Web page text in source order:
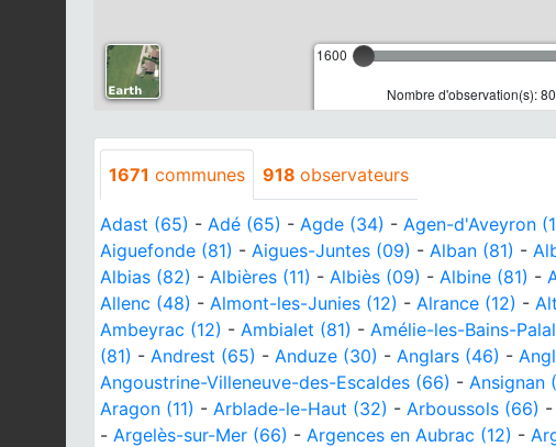
1600
Nombre d'observation(s):
1671 communes 918 observateurs
Adast (65) - Adé (65) - Agde (34) - Agen-d'Aveyron
Aiguefonde (81) - Aigues-Juntes (09) - Alban (81) -
Albias (82) - Albières (11) - Albiès (09) - Albine (81) -
Allenc (48) - Almont-les-Junies (12) - Alrance (12) -
Ambeyrac (12) - Ambialet (81) - Amélie-les-Bains-
(81) - Andrest (65) - Anduze (30) - Anglars (46) -
Angoustrine-Villeneuve-des-Escaldes (66) - Ansignan
Aragon (11) - Arblade-le-Haut (32) - Arboussols (66) -
- Argelès-sur-Mer (66) - Argences en Aubrac (12) -